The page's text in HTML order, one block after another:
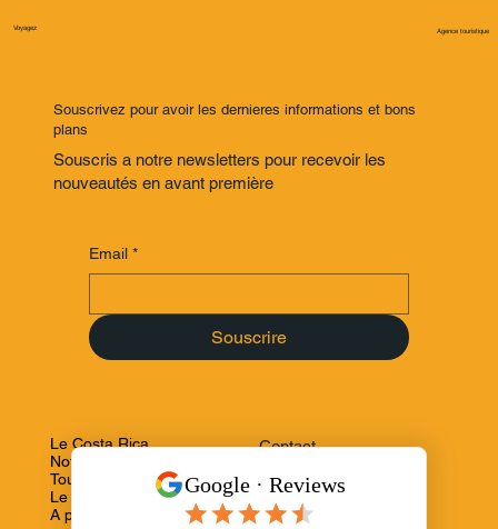
Voyagez
Souscrivez pour avoir les dernieres informations et bons
plans
Souscris a notre newsletters pour recevoir les
nouveautés en avant première
Email *
Souscrire
Agence touristique
Le Costa Rica
Notre agence
Tours et circuits
Le magazine
A propos
Contact
Termes & Conditions
Confidentialité